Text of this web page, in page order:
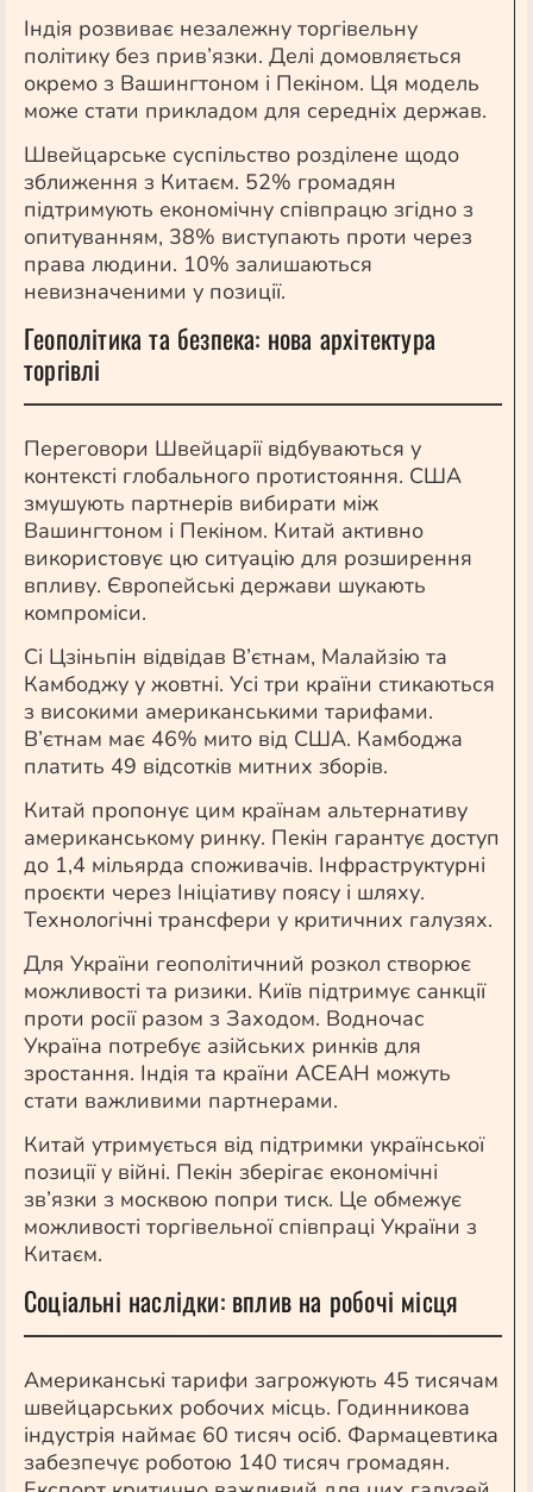
Індія розвиває незалежну торгівельну
політику без прив’язки. Делі домовляється
окремо з Вашингтоном і Пекіном. Ця модель
може стати прикладом для середніх держав.
Швейцарське суспільство розділене щодо
зближення з Китаєм. 52% громадян
підтримують економічну співпрацю згідно з
опитуванням, 38% виступають проти через
права людини. 10% залишаються
невизначеними у позиції.
Геополітика та безпека: нова архітектура
торгівлі
Переговори Швейцарії відбуваються у
контексті глобального протистояння. США
змушують партнерів вибирати між
Вашингтоном і Пекіном. Китай активно
використовує цю ситуацію для розширення
впливу. Європейські держави шукають
компроміси.
Сі Цзіньпін відвідав В’єтнам, Малайзію та
Камбоджу у жовтні. Усі три країни стикаються
з високими американськими тарифами.
В’єтнам має 46% мито від США. Камбоджа
платить 49 відсотків митних зборів.
Китай пропонує цим країнам альтернативу
американському ринку. Пекін гарантує доступ
до 1,4 мільярда споживачів. Інфраструктурні
проєкти через Ініціативу поясу і шляху.
Технологічні трансфери у критичних галузях.
Для України геополітичний розкол створює
можливості та ризики. Київ підтримує санкції
проти росії разом з Заходом. Водночас
Україна потребує азійських ринків для
зростання. Індія та країни АСЕАН можуть
стати важливими партнерами.
Китай утримується від підтримки української
позиції у війні. Пекін зберігає економічні
зв’язки з москвою попри тиск. Це обмежує
можливості торгівельної співпраці України з
Китаєм.
Соціальні наслідки: вплив на робочі місця
Американські тарифи загрожують 45 тисячам
швейцарських робочих місць. Годинникова
індустрія наймає 60 тисяч осіб. Фармацевтика
забезпечує роботою 140 тисяч громадян.